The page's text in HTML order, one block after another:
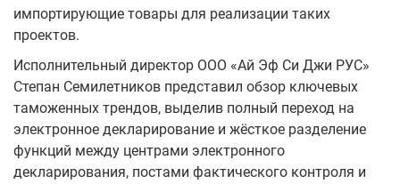
импортирующие товары для реализации таких
проектов.
Исполнительный директор ООО «Ай Эф Си Джи РУС»
Степан Семилетников представил обзор ключевых
таможенных трендов, выделив полный переход на
электронное декларирование и жёсткое разделение
функций между центрами электронного
декларирования, постами фактического контроля и